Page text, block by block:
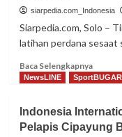
Optimis
siarpedia.com_Indonesia
Siarpedia.com, Solo –
latihan perdana sesaat
Baca SelengkapnyaRead
more
Menu
NewsLINE SportBUGAR
Indonesia
Pelapis Cipayung